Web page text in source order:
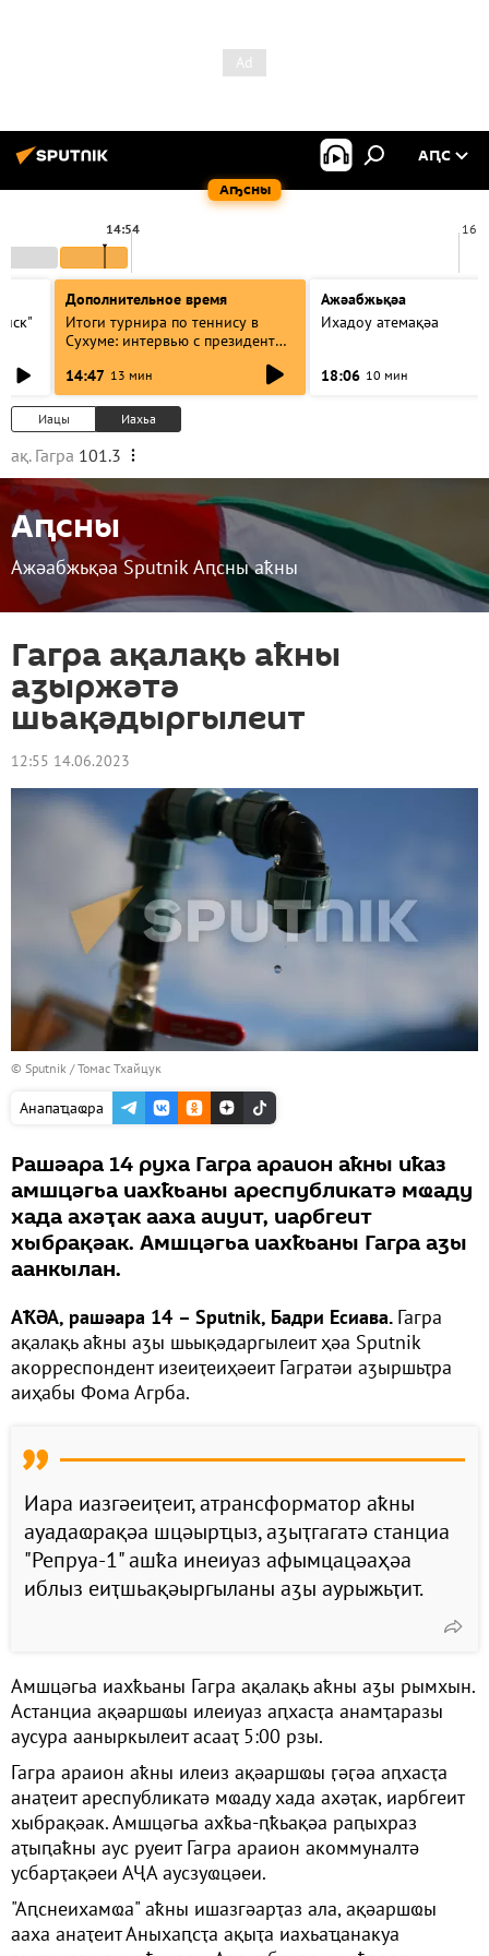
Аҧсны
АԤС
14:54
Дополнительное время
Итоги турнира по теннису в
Сухуме: интервью с президентом
14:47 13 мин
Ажәабжьқәа
Ихадоу атемақәа
18:06 10 мин
Иацы Иахьа
ақ. Гагра 101.3
Аԥсны
Ажәабжьқәа Sputnik Аԥсны аҟны
Гагра ақалақь аҟны
аӡыржәтә
шьақәдыргылеит
12:55 14.06.2023
© Sputnik / Томас Тхайцук
Анапаҵаҩра
Рашәара 14 руха Гагра араион аҟны иҟаз
амшцәгьа иахҟьаны ареспубликатә мҩаду
хада ахәҭак ааха аиуит, иарбгеит
хыбрақәак. Амшцәгьа иахҟьаны Гагра аӡы
аанкылан.
АҞӘА, рашәара 14 – Sputnik, Бадри Есиава. Гагра
ақалақь аҟны аӡы шьықәдаргылеит ҳәа Sputnik
акорреспондент изеиҭеиҳәеит Гагратәи аӡыршьҭра
аиҳабы Фома Агрба.
Иара иазгәеиҭеит, атрансформатор аҟны
ауадаҩрақәа шцәырҵыз, аӡыҭгагатә станциа
"Репруа-1" ашҟа инеиуаз афымцацәаҳәа
иблыз еиҭшьақәыргыланы аӡы аурыжьҭит.
Амшцәгьа иахҟьаны Гагра ақалақь аҟны аӡы рымхын.
Астанциа ақәаршҩы илеиуаз аԥхасҭа анамҭаразы
аусура ааныркылеит асааҭ 5:00 рзы.
Гагра араион аҟны илеиз ақәаршҩы ӷәӷәа аԥхасҭа
анаҭеит ареспубликатә мҩаду хада ахәҭак, иарбгеит
хыбрақәак. Амшцәгьа ахҟьа-ԥҟьақәа раԥыхраз
аҭыԥаҟны аус руеит Гагра араион акоммуналтә
усбарҭақәеи АҶА аусзуҩцәеи.
"Аԥснеихамҩа" аҟны ишазгәарҭаз ала, ақәаршҩы
ааха анаҭеит Аныхаԥсҭа ақыҭа иахьаҵанакуа